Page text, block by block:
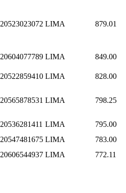
20523023072 LIMA 879.01
20604077789 LIMA 849.00
20522859410 LIMA 828.00
20565878531 LIMA 798.25
20536281411 LIMA
795.00
20547481675 LIMA
783.00
20606544937 LIMA 772.11